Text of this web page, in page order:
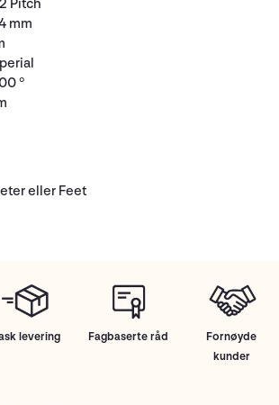
Pitch
mm
°
eller Feet
levering Fagbaserte råd
Fornøyde
kunder